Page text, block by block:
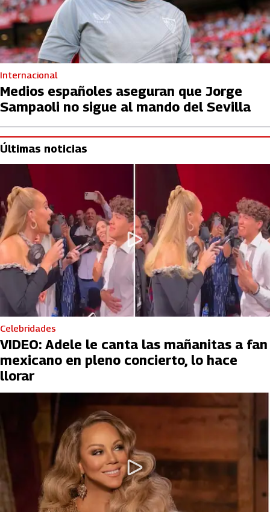
Internacional
Medios españoles aseguran que Jorge
Sampaoli no sigue al mando del Sevilla
Últimas noticias
Celebridades
VIDEO: Adele le canta las mañanitas a fan
mexicano en pleno concierto, lo hace
llorar